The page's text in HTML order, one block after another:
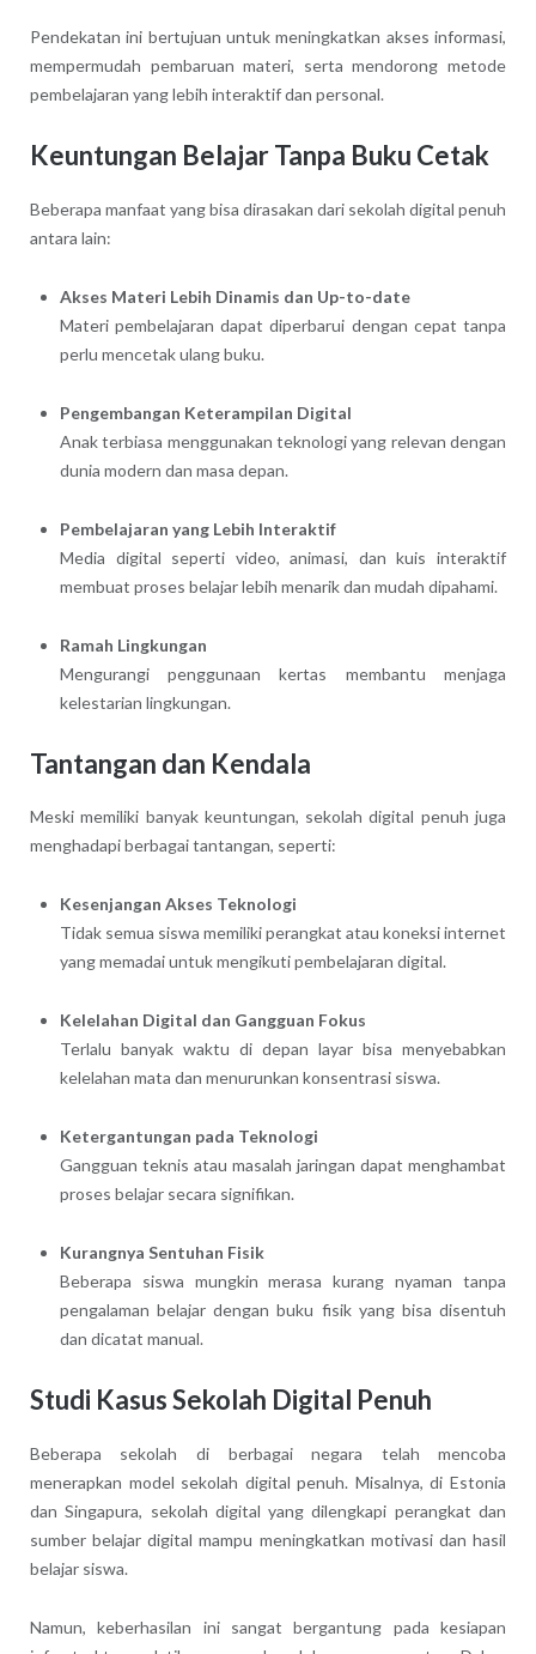
Pendekatan ini bertujuan untuk meningkatkan akses informasi,
mempermudah pembaruan materi, serta mendorong metode
pembelajaran yang lebih interaktif dan personal.
Keuntungan Belajar Tanpa Buku Cetak
Beberapa manfaat yang bisa dirasakan dari sekolah digital penuh
antara lain:
Akses Materi Lebih Dinamis dan Up-to-date
Materi pembelajaran dapat diperbarui dengan cepat tanpa
perlu mencetak ulang buku.
Pengembangan Keterampilan Digital
Anak terbiasa menggunakan teknologi yang relevan dengan
dunia modern dan masa depan.
Pembelajaran yang Lebih Interaktif
Media digital seperti video, animasi, dan kuis interaktif
membuat proses belajar lebih menarik dan mudah dipahami.
Ramah Lingkungan
Mengurangi penggunaan kertas membantu menjaga
kelestarian lingkungan.
Tantangan dan Kendala
Meski memiliki banyak keuntungan, sekolah digital penuh juga
menghadapi berbagai tantangan, seperti:
Kesenjangan Akses Teknologi
Tidak semua siswa memiliki perangkat atau koneksi internet
yang memadai untuk mengikuti pembelajaran digital.
Kelelahan Digital dan Gangguan Fokus
Terlalu banyak waktu di depan layar bisa menyebabkan
kelelahan mata dan menurunkan konsentrasi siswa.
Ketergantungan pada Teknologi
Gangguan teknis atau masalah jaringan dapat menghambat
proses belajar secara signifikan.
Kurangnya Sentuhan Fisik
Beberapa siswa mungkin merasa kurang nyaman tanpa
pengalaman belajar dengan buku fisik yang bisa disentuh
dan dicatat manual.
Studi Kasus Sekolah Digital Penuh
Beberapa sekolah di berbagai negara telah mencoba
menerapkan model sekolah digital penuh. Misalnya, di Estonia
dan Singapura, sekolah digital yang dilengkapi perangkat dan
sumber belajar digital mampu meningkatkan motivasi dan hasil
belajar siswa.
Namun, keberhasilan ini sangat bergantung pada kesiapan